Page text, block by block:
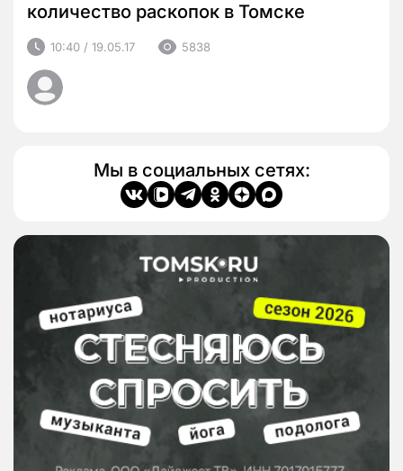
количество раскопок в Томске
10:40 / 19.05.17 5838
Мы в социальных сетях: